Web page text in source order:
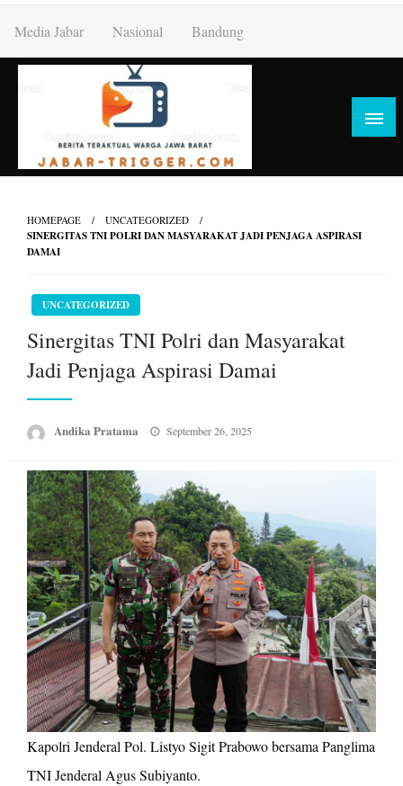
content
Media Jabar Nasional Bandung
HOMEPAGE UNCATEGORIZED
SINERGITAS TNI POLRI DAN MASYARAKAT JADI PENJAGA ASPIRASI
DAMAI
UNCATEGORIZED
Sinergitas TNI Polri dan Masyarakat
Jadi Penjaga Aspirasi Damai
Andika Pratama
Posted
September 26, 2025
Kapolri Jenderal Pol. Listyo Sigit Prabowo bersama Panglima
TNI Jenderal Agus Subiyanto.